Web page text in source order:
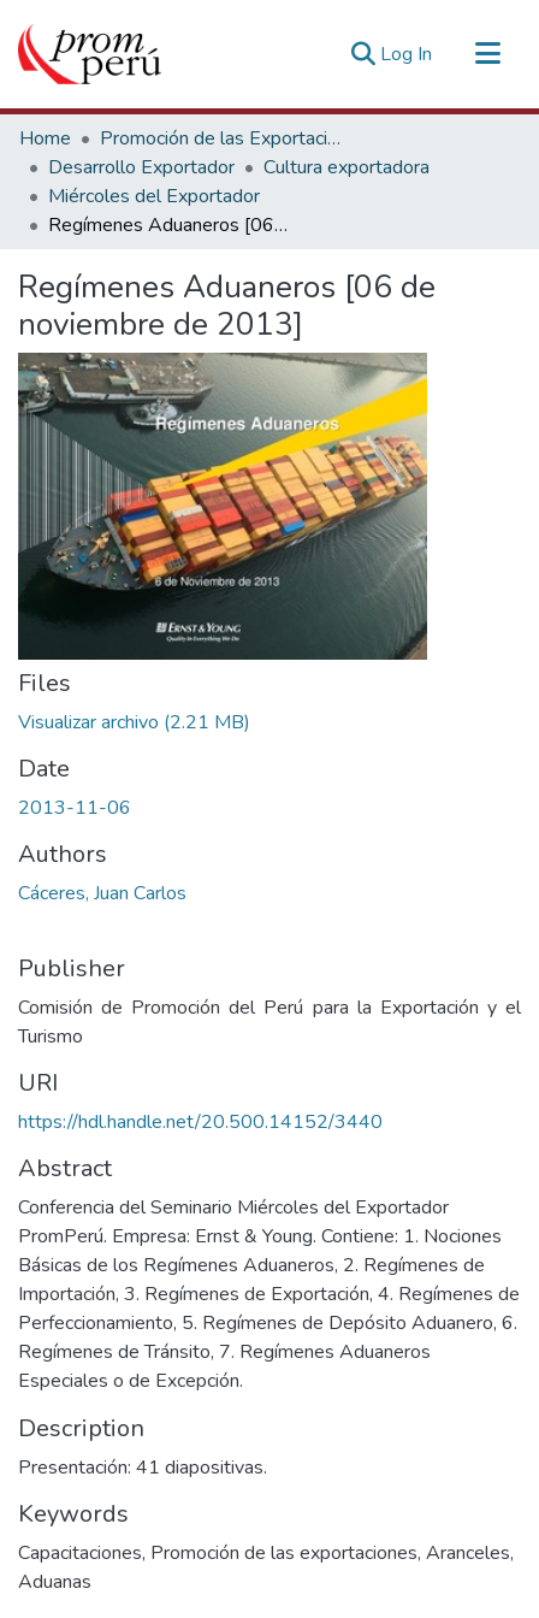
Log In (current)
Communities & Collections
All of DSpace
Statistics
Estadísticas Externas
Home
Promoción de las Exportaciones
Desarrollo Exportador
Cultura exportadora
Miércoles del Exportador
Regímenes Aduaneros [06 de noviembre de 2013]
Regímenes Aduaneros [06 de
noviembre de 2013]
Files
Visualizar archivo (2.21 MB)
Date
2013-11-06
Authors
Cáceres, Juan Carlos
Publisher
Comisión de Promoción del Perú para la Exportación y el
Turismo
URI
https://hdl.handle.net/20.500.14152/3440
Abstract
Conferencia del Seminario Miércoles del Exportador
PromPerú. Empresa: Ernst & Young. Contiene: 1. Nociones
Básicas de los Regímenes Aduaneros, 2. Regímenes de
Importación, 3. Regímenes de Exportación, 4. Regímenes de
Perfeccionamiento, 5. Regímenes de Depósito Aduanero, 6.
Regímenes de Tránsito, 7. Regímenes Aduaneros
Especiales o de Excepción.
Description
Presentación: 41 diapositivas.
Keywords
Capacitaciones, Promoción de las exportaciones, Aranceles,
Aduanas